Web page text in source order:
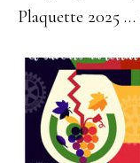
Plaquette 2025 …